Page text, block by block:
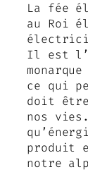
La fée
au Roi
Il est
ce qui
doit
nos vies.
produit
notre